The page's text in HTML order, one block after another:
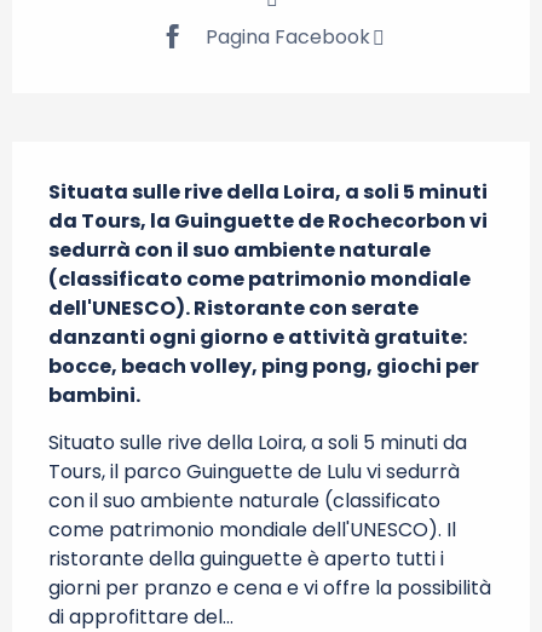
Pagina Facebook
Situata sulle rive della Loira, a soli 5 minuti
da Tours, la Guinguette de Rochecorbon vi
sedurrà con il suo ambiente naturale
(classificato come patrimonio mondiale
dell'UNESCO). Ristorante con serate
danzanti ogni giorno e attività gratuite:
bocce, beach volley, ping pong, giochi per
bambini.
Situato sulle rive della Loira, a soli 5 minuti da
Tours, il parco Guinguette de Lulu vi sedurrà
con il suo ambiente naturale (classificato
come patrimonio mondiale dell'UNESCO). Il
ristorante della guinguette è aperto tutti i
giorni per pranzo e cena e vi offre la possibilità
di approfittare del...